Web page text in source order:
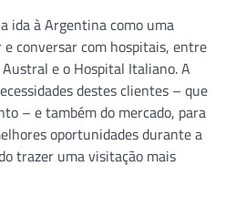
ida à Argentina como uma
conversar com hospitais, entre
e o Hospital Italiano. A
destes clientes – que
– e também do mercado, para
oportunidades durante a
trazer uma visitação mais